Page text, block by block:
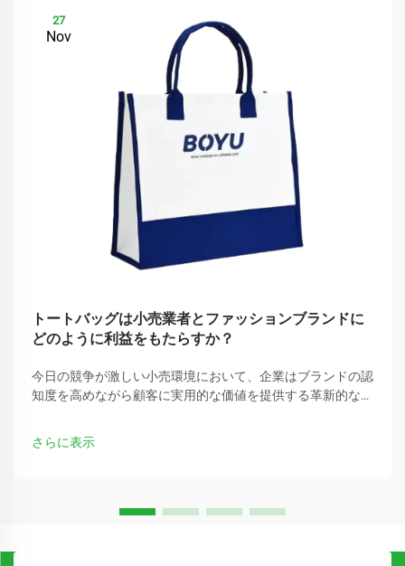
27
Nov
トートバッグは小売業者とファッションブランドに
どのように利益をもたらすか？
今日の競争が激しい小売環境において、企業はブランドの認
知度を高めながら顧客に実用的な価値を提供する革新的な方
多用途で効果的なマーケティングツールの一つとして注目さ
れています。
さらに表示